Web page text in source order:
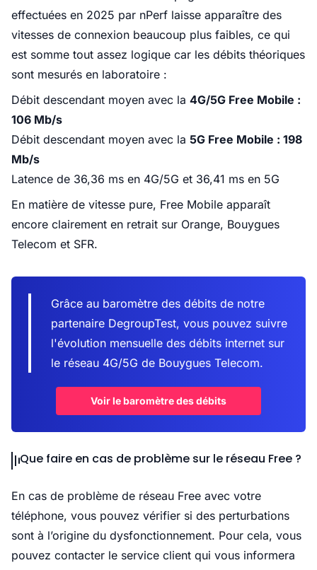
effectuées en 2025 par nPerf laisse apparaître des
vitesses de connexion beaucoup plus faibles, ce qui
est somme tout assez logique car les débits théoriques
sont mesurés en laboratoire :
Débit descendant moyen avec la 4G/5G Free Mobile :
106 Mb/s
Débit descendant moyen avec la 5G Free Mobile : 198
Mb/s
Latence de 36,36 ms en 4G/5G et 36,41 ms en 5G
En matière de vitesse pure, Free Mobile apparaît
encore clairement en retrait sur Orange, Bouygues
Telecom et SFR.
Grâce au baromètre des débits de notre
partenaire DegroupTest, vous pouvez suivre
l'évolution mensuelle des débits internet sur
le réseau 4G/5G de Bouygues Telecom.
Voir le baromètre des débits
Que faire en cas de problème sur le réseau Free ?
En cas de problème de réseau Free avec votre
téléphone, vous pouvez vérifier si des perturbations
sont à l’origine du dysfonctionnement. Pour cela, vous
pouvez contacter le service client qui vous informera